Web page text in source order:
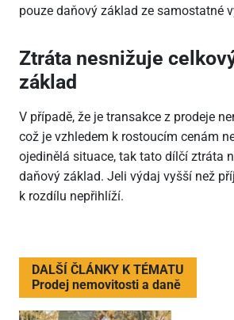
pouze daňový základ ze samostatné
Ztráta nesnižuje
základ
V případě, že je transakce z prodeje
což je vzhledem k rostoucím cenám
ojedinělá situace, tak tato dílčí ztráta
daňový základ. Jeli výdaj vyšší než
k rozdílu nepřihlíží.
DALŠÍ ČLÁNKY K TÉMATU
Prodej nemovitosti a daně